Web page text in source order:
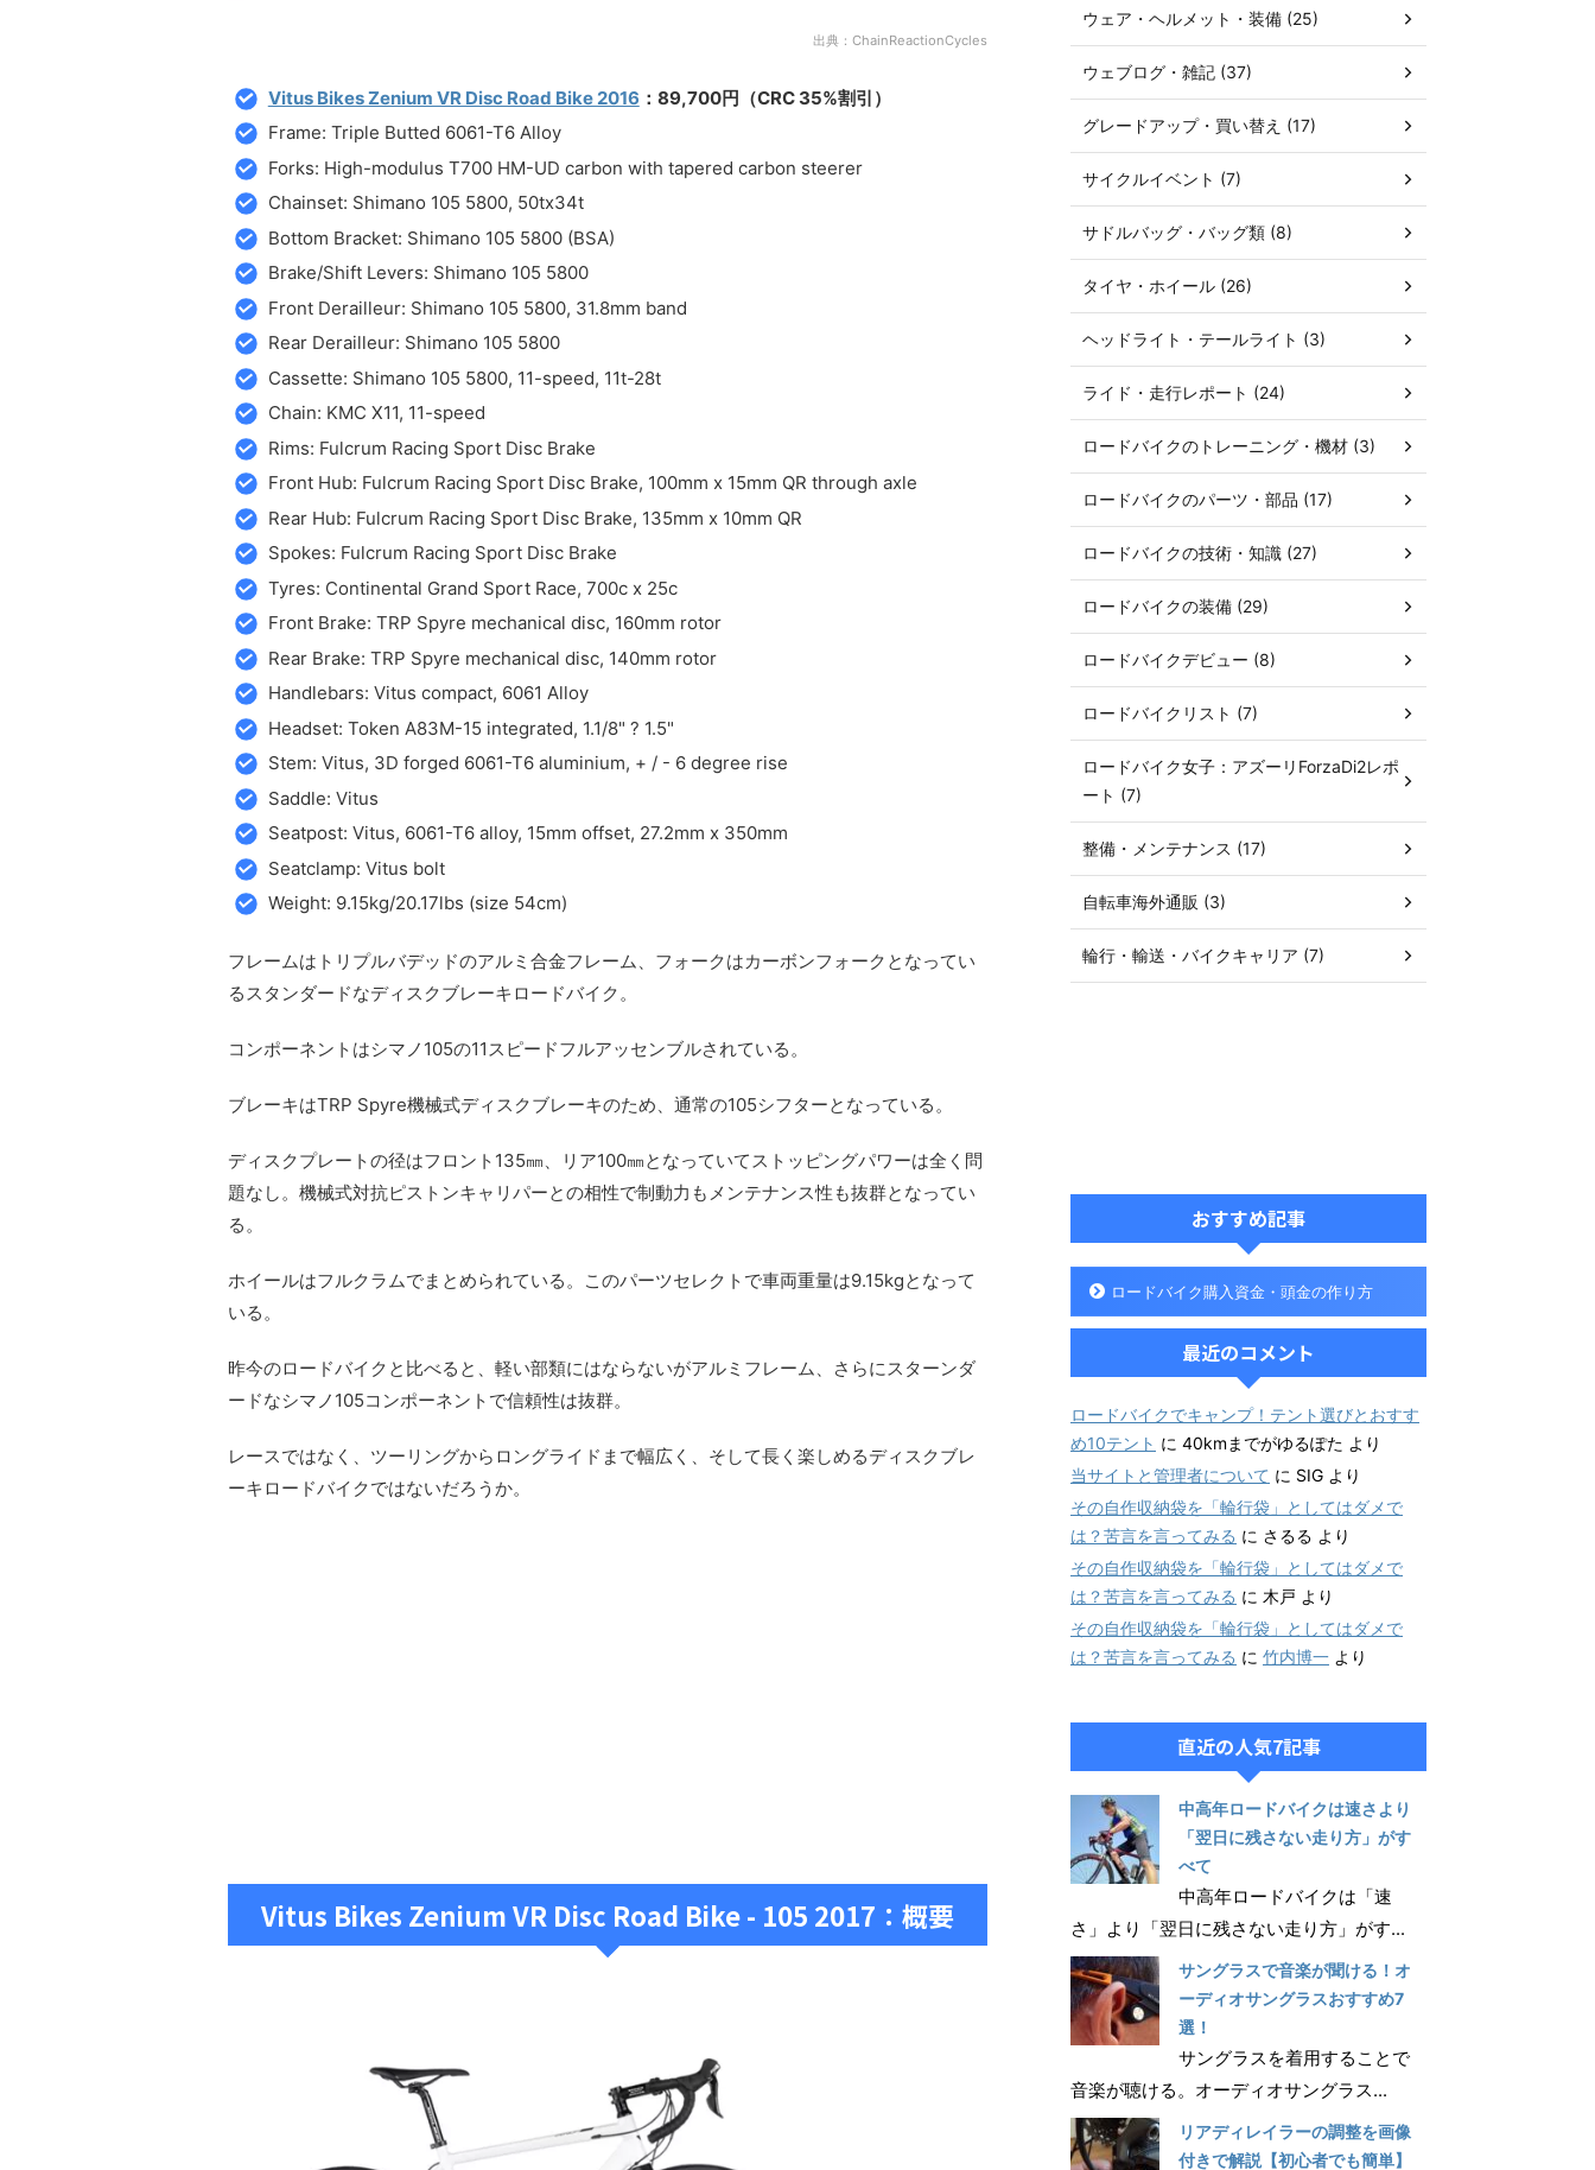
出典：ChainReactionCycles
Vitus Bikes Zenium VR Disc Road Bike 2016 ：89,700円（CRC 35%割引）
Frame: Triple Butted 6061-T6 Alloy
Forks: High-modulus T700 HM-UD carbon with tapered carbon steerer
Chainset: Shimano 105 5800, 50tx34t
Bottom Bracket: Shimano 105 5800 (BSA)
Brake/Shift Levers: Shimano 105 5800
Front Derailleur: Shimano 105 5800, 31.8mm band
Rear Derailleur: Shimano 105 5800
Cassette: Shimano 105 5800, 11-speed, 11t-28t
Chain: KMC X11, 11-speed
Rims: Fulcrum Racing Sport Disc Brake
Front Hub: Fulcrum Racing Sport Disc Brake, 100mm x 15mm QR through axle
Rear Hub: Fulcrum Racing Sport Disc Brake, 135mm x 10mm QR
Spokes: Fulcrum Racing Sport Disc Brake
Tyres: Continental Grand Sport Race, 700c x 25c
Front Brake: TRP Spyre mechanical disc, 160mm rotor
Rear Brake: TRP Spyre mechanical disc, 140mm rotor
Handlebars: Vitus compact, 6061 Alloy
Headset: Token A83M-15 integrated, 1.1/8" ? 1.5"
Stem: Vitus, 3D forged 6061-T6 aluminium, + / - 6 degree rise
Saddle: Vitus
Seatpost: Vitus, 6061-T6 alloy, 15mm offset, 27.2mm x 350mm
Seatclamp: Vitus bolt
Weight: 9.15kg/20.17lbs (size 54cm)
フレームはトリプルバデッドのアルミ合金フレーム、フォークはカーボンフォークとなってい
るスタンダードなディスクブレーキロードバイク。
コンポーネントはシマノ105の11スピードフルアッセンブルされている。
ブレーキはTRP Spyre機械式ディスクブレーキのため、通常の105シフターとなっている。
ディスクプレートの径はフロント135㎜、リア100㎜となっていてストッピングパワーは全く問
題なし。機械式対抗ピストンキャリパーとの相性で制動力もメンテナンス性も抜群となってい
る。
ホイールはフルクラムでまとめられている。このパーツセレクトで車両重量は9.15kgとなって
いる。
昨今のロードバイクと比べると、軽い部類にはならないがアルミフレーム、さらにスターンダ
ードなシマノ105コンポーネントで信頼性は抜群。
レースではなく、ツーリングからロングライドまで幅広く、そして長く楽しめるディスクブレ
ーキロードバイクではないだろうか。
Vitus Bikes Zenium VR Disc Road Bike - 105 2017：概要
ウェア・ヘルメット・装備 (25)
ウェブログ・雑記 (37)
グレードアップ・買い替え (17)
サイクルイベント (7)
サドルバッグ・バッグ類 (8)
タイヤ・ホイール (26)
ヘッドライト・テールライト (3)
ライド・走行レポート (24)
ロードバイクのトレーニング・機材 (3)
ロードバイクのパーツ・部品 (17)
ロードバイクの技術・知識 (27)
ロードバイクの装備 (29)
ロードバイクデビュー (8)
ロードバイクリスト (7)
ロードバイク女子：アズーリForzaDi2レポ
ート (7)
整備・メンテナンス (17)
自転車海外通販 (3)
輪行・輸送・バイクキャリア (7)
おすすめ記事
ロードバイク購入資金・頭金の作り方
最近のコメント
ロードバイクでキャンプ！テント選びとおすす
め10テント に 40kmまでがゆるぽた より
当サイトと管理者について に SIG より
その自作収納袋を「輪行袋」としてはダメで
は？苦言を言ってみる に さるる より
その自作収納袋を「輪行袋」としてはダメで
は？苦言を言ってみる に 木戸 より
その自作収納袋を「輪行袋」としてはダメで
は？苦言を言ってみる に 竹内博一 より
直近の人気7記事
中高年ロードバイクは速さより
「翌日に残さない走り方」がす
べて
中高年ロードバイクは「速
さ」より「翌日に残さない走り方」がす...
サングラスで音楽が聞ける！オ
ーディオサングラスおすすめ7
選！
サングラスを着用することで
音楽が聴ける。オーディオサングラス...
リアディレイラーの調整を画像
付きで解説【初心者でも簡単】